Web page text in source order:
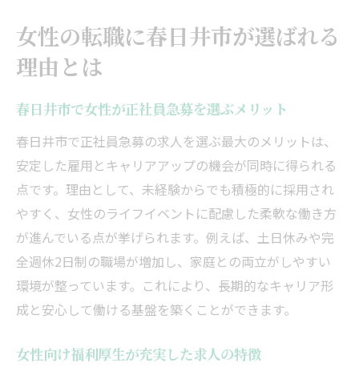
女性の転職に春日井市が選ばれる
理由とは
春日井市で女性が正社員急募を選ぶメリット
春日井市で正社員急募の求人を選ぶ最大のメリットは、
安定した雇用とキャリアアップの機会が同時に得られる
点です。理由として、未経験からでも積極的に採用され
やすく、女性のライフイベントに配慮した柔軟な働き方
が進んでいる点が挙げられます。例えば、土日休みや完
全週休2日制の職場が増加し、家庭との両立がしやすい
環境が整っています。これにより、長期的なキャリア形
成と安心して働ける基盤を築くことができます。
女性向け福利厚生が充実した求人の特徴